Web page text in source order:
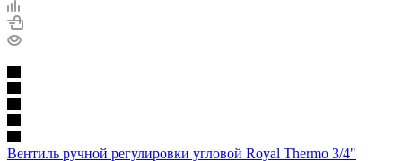
Вентиль ручной регулировки угловой Royal Thermo 3/4"